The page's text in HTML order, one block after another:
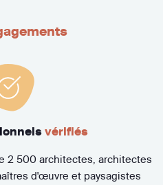
vérifiés
2 500 architectes, architectes
d'œuvre et paysagistes